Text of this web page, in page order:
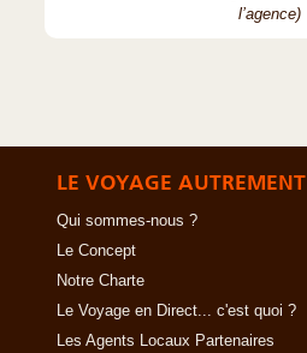
l’agence)
LE VOYAGE AUTREMENT
Qui sommes-nous ?
Le Concept
Notre Charte
Le Voyage en Direct... c'est quoi ?
Les Agents Locaux Partenaires